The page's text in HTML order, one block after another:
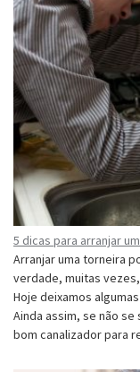
5 dicas para arranjar
Arranjar uma torneira
verdade, muitas
Hoje deixamos
Ainda assim, se não
bom canalizador para